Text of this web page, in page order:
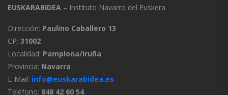
EUSKARABIDEA – Instituto Navarro del Euskera
Dirección: Paulino Caballero 13
CP: 31002
Localidad: Pamplona/Iruña
Provincia: Navarra
E-Mail: info@euskarabidea.es
Teléfono: 848 42 60 54